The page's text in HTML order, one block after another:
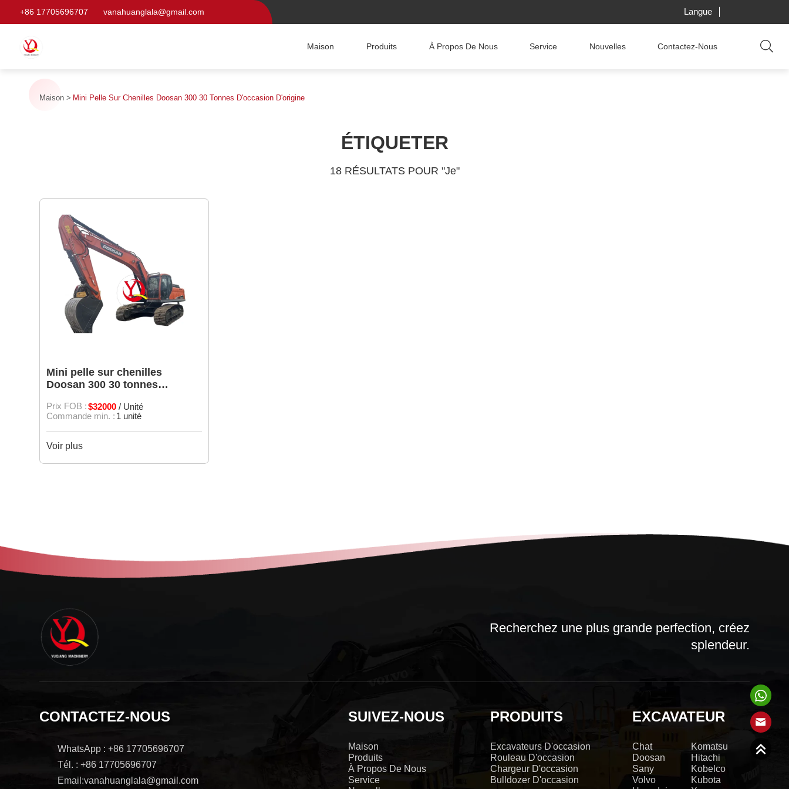
+86 17705696707 vanahuanglala@gmail.com Langue
Maison Produits À Propos De Nous Service Nouvelles Contactez-Nous
Maison Mini Pelle Sur Chenilles Doosan 300 30 Tonnes D'occasion D'origine
ÉTIQUETER
18 RÉSULTATS POUR "Je"
Mini pelle sur chenilles
Doosan 300 30 tonnes
Prix FOB :$32000/ Unité
Commande min. : 1 unité
Voir plus
Recherchez une plus grande perfection, créez
splendeur.
CONTACTEZ-NOUS
WhatsApp : +86 17705696707
Tél. : +86 17705696707
Email:vanahuanglala@gmail.com
SUIVEZ-NOUS
Maison
Produits
À Propos De Nous
Service
PRODUITS
Excavateurs D'occasion
Rouleau D'occasion
Chargeur D'occasion
Bulldozer D'occasion
EXCAVATEUR
Chat
Komatsu
Doosan
Hitachi
Sany
Kobelco
Volvo
Kubota